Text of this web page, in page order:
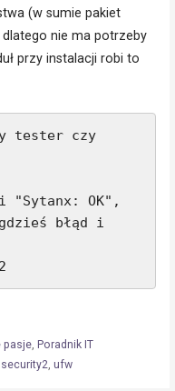
(w sumie pakiet
nie ma potrzeby
przy instalacji robi to
tester czy
"Sytanx: OK",
błąd i
pasje, Poradnik IT
, ufw